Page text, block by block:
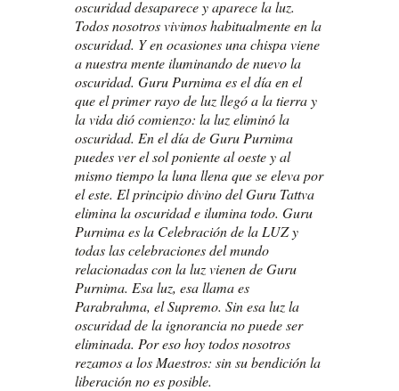
oscuridad desaparece y aparece la luz.
Todos nosotros vivimos habitualmente en la
oscuridad. Y en ocasiones una chispa viene
a nuestra mente iluminando de nuevo la
oscuridad. Guru Purnima es el día en el
que el primer rayo de luz llegó a la tierra y
la vida dió comienzo: la luz eliminó la
oscuridad. En el día de Guru Purnima
puedes ver el sol poniente al oeste y al
mismo tiempo la luna llena que se eleva por
el este. El principio divino del Guru Tattva
elimina la oscuridad e ilumina todo. Guru
Purnima es la Celebración de la LUZ y
todas las celebraciones del mundo
relacionadas con la luz vienen de Guru
Purnima. Esa luz, esa llama es
Parabrahma, el Supremo. Sin esa luz la
oscuridad de la ignorancia no puede ser
eliminada. Por eso hoy todos nosotros
rezamos a los Maestros: sin su bendición la
liberación no es posible.